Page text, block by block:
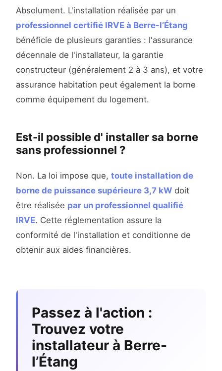
Absolument. L'installation réalisée par un
professionnel certifié IRVE à Berre-l’Étang
bénéficie de plusieurs garanties : l'assurance
décennale de l'installateur, la garantie
constructeur (généralement 2 à 3 ans), et votre
assurance habitation peut également la borne
comme équipement du logement.
Est-il possible d' installer sa borne
sans professionnel ?
Non. La loi impose que, toute installation de
borne de puissance supérieure 3,7 kW doit
être réalisée par un professionnel qualifié
IRVE. Cette réglementation assure la
conformité de l'installation et conditionne de
obtenir aux aides financières.
Passez à l'action :
Trouvez votre
installateur à Berre-
l’Étang